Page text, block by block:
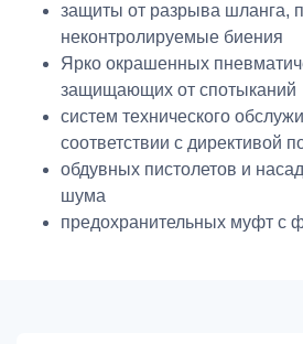
защиты от разрыва шланга,
неконтролируемые биения
Ярко окрашенных
защищающих от спотыканий
систем технического
соответствии с директивой
обдувных пистолетов и
шума
предохранительных муфт с